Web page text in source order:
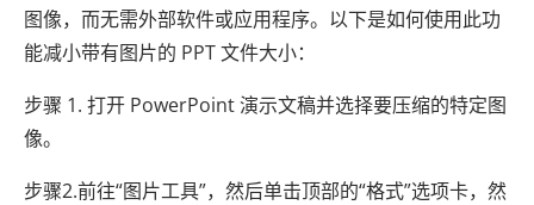
图像，而无需外部软件或应用程序。以下是如何使用此功
能减小带有图片的 PPT 文件大小：
步骤 1. 打开 PowerPoint 演示文稿并选择要压缩的特定图
像。
步骤2.前往“图片工具”，然后单击顶部的“格式”选项卡，然